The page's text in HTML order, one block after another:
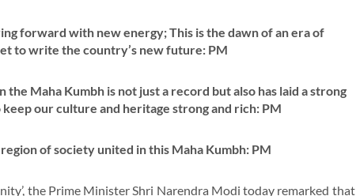
forward with new energy; This is the dawn of an era of
to write the country’s new future: PM
Maha Kumbh is not just a record but also has laid a strong
our culture and heritage strong and rich: PM
of society united in this Maha Kumbh: PM
the Prime Minister Shri Narendra Modi today remarked that